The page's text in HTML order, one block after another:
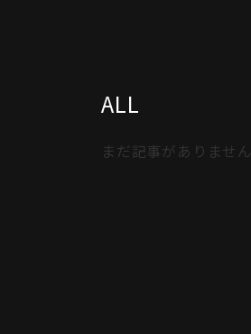
ALL
まだ記事がありません